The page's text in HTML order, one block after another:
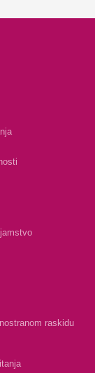
raskidu